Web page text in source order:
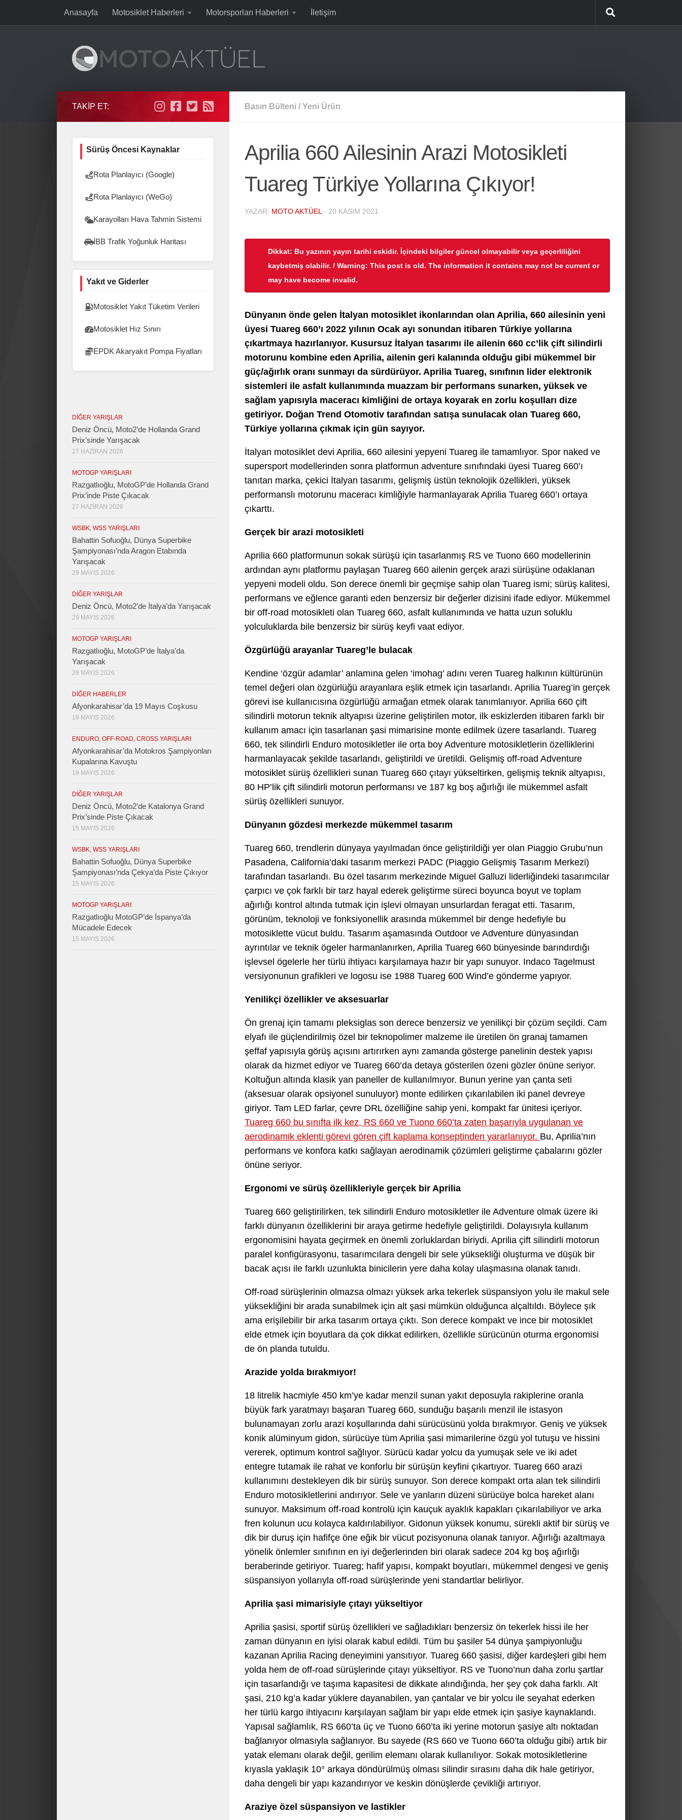
Skip to contentAnasayfa Motosiklet Haberleri Motorsporları Haberleri İletişim
Basın Bülteni / Yeni Ürün
Aprilia 660 Ailesinin Arazi Motosikleti
Tuareg Türkiye Yollarına Çıkıyor!
YAZAR: MOTO AKTÜEL · 20 KASIM 2021
Dikkat: Bu yazının yayın tarihi eskidir. İçindeki bilgiler güncel olmayabilir veya geçerliliğini
kaybetmiş olabilir. / Warning: This post is old. The information it contains may not be current or
may have become invalid.
Dünyanın önde gelen İtalyan motosiklet ikonlarından olan Aprilia, 660 ailesinin yeni
üyesi Tuareg 660’ı 2022 yılının Ocak ayı sonundan itibaren Türkiye yollarına
çıkartmaya hazırlanıyor. Kusursuz İtalyan tasarımı ile ailenin 660 cc’lik çift silindirli
motorunu kombine eden Aprilia, ailenin geri kalanında olduğu gibi mükemmel bir
güç/ağırlık oranı sunmayı da sürdürüyor. Aprilia Tuareg, sınıfının lider elektronik
sistemleri ile asfalt kullanımında muazzam bir performans sunarken, yüksek ve
sağlam yapısıyla maceracı kimliğini de ortaya koyarak en zorlu koşulları dize
getiriyor. Doğan Trend Otomotiv tarafından satışa sunulacak olan Tuareg 660,
Türkiye yollarına çıkmak için gün sayıyor.
İtalyan motosiklet devi Aprilia, 660 ailesini yepyeni Tuareg ile tamamlıyor. Spor naked ve
supersport modellerinden sonra platformun adventure sınıfındaki üyesi Tuareg 660’ı
tanıtan marka, çekici İtalyan tasarımı, gelişmiş üstün teknolojik özellikleri, yüksek
performanslı motorunu maceracı kimliğiyle harmanlayarak Aprilia Tuareg 660’ı ortaya
çıkarttı.
Gerçek bir arazi motosikleti
Aprilia 660 platformunun sokak sürüşü için tasarlanmış RS ve Tuono 660 modellerinin
ardından aynı platformu paylaşan Tuareg 660 ailenin gerçek arazi sürüşüne odaklanan
yepyeni modeli oldu. Son derece önemli bir geçmişe sahip olan Tuareg ismi; sürüş kalitesi,
performans ve eğlence garanti eden benzersiz bir değerler dizisini ifade ediyor. Mükemmel
bir off-road motosikleti olan Tuareg 660, asfalt kullanımında ve hatta uzun soluklu
yolculuklarda bile benzersiz bir sürüş keyfi vaat ediyor.
Özgürlüğü arayanlar Tuareg’le bulacak
Kendine ‘özgür adamlar’ anlamına gelen ‘imohag’ adını veren Tuareg halkının kültürünün
temel değeri olan özgürlüğü arayanlara eşlik etmek için tasarlandı. Aprilia Tuareg’in gerçek
görevi ise kullanıcısına özgürlüğü armağan etmek olarak tanımlanıyor. Aprilia 660 çift
silindirli motorun teknik altyapısı üzerine geliştirilen motor, ilk eskizlerden itibaren farklı bir
kullanım amacı için tasarlanan şasi mimarisine monte edilmek üzere tasarlandı. Tuareg
660, tek silindirli Enduro motosikletler ile orta boy Adventure motosikletlerin özelliklerini
harmanlayacak şekilde tasarlandı, geliştirildi ve üretildi. Gelişmiş off-road Adventure
motosiklet sürüş özellikleri sunan Tuareg 660 çıtayı yükseltirken, gelişmiş teknik altyapısı,
80 HP’lik çift silindirli motorun performansı ve 187 kg boş ağırlığı ile mükemmel asfalt
sürüş özellikleri sunuyor.
Dünyanın gözdesi merkezde mükemmel tasarım
Tuareg 660, trendlerin dünyaya yayılmadan önce geliştirildiği yer olan Piaggio Grubu’nun
Pasadena, California’daki tasarım merkezi PADC (Piaggio Gelişmiş Tasarım Merkezi)
tarafından tasarlandı. Bu özel tasarım merkezinde Miguel Galluzi liderliğindeki tasarımcılar
çarpıcı ve çok farklı bir tarz hayal ederek geliştirme süreci boyunca boyut ve toplam
ağırlığı kontrol altında tutmak için işlevi olmayan unsurlardan feragat etti. Tasarım,
görünüm, teknoloji ve fonksiyonellik arasında mükemmel bir denge hedefiyle bu
motosiklette vücut buldu. Tasarım aşamasında Outdoor ve Adventure dünyasından
ayrıntılar ve teknik ögeler harmanlanırken, Aprilia Tuareg 660 bünyesinde barındırdığı
işlevsel ögelerle her türlü ihtiyacı karşılamaya hazır bir yapı sunuyor. Indaco Tagelmust
versiyonunun grafikleri ve logosu ise 1988 Tuareg 600 Wind’e gönderme yapıyor.
Yenilikçi özellikler ve aksesuarlar
Ön grenaj için tamamı pleksiglas son derece benzersiz ve yenilikçi bir çözüm seçildi. Cam
elyafı ile güçlendirilmiş özel bir teknopolimer malzeme ile üretilen ön granaj tamamen
şeffaf yapısıyla görüş açısını artırırken aynı zamanda gösterge panelinin destek yapısı
olarak da hizmet ediyor ve Tuareg 660’da detaya gösterilen özeni gözler önüne seriyor.
Koltuğun altında klasik yan paneller de kullanılmıyor. Bunun yerine yan çanta seti
(aksesuar olarak opsiyonel sunuluyor) monte edilirken çıkarılabilen iki panel devreye
giriyor. Tam LED farlar, çevre DRL özelliğine sahip yeni, kompakt far ünitesi içeriyor.
Tuareg 660 bu sınıfta ilk kez, RS 660 ve Tuono 660’ta zaten başarıyla uygulanan ve
aerodinamik eklenti görevi gören çift kaplama konseptinden yararlanıyor. Bu, Aprilia’nın
performans ve konfora katkı sağlayan aerodinamik çözümleri geliştirme çabalarını gözler
önüne seriyor.
Ergonomi ve sürüş özellikleriyle gerçek bir Aprilia
Tuareg 660 geliştirilirken, tek silindirli Enduro motosikletler ile Adventure olmak üzere iki
farklı dünyanın özelliklerini bir araya getirme hedefiyle geliştirildi. Dolayısıyla kullanım
ergonomisini hayata geçirmek en önemli zorluklardan biriydi. Aprilia çift silindirli motorun
paralel konfigürasyonu, tasarımcılara dengeli bir sele yüksekliği oluşturma ve düşük bir
bacak açısı ile farklı uzunlukta binicilerin yere daha kolay ulaşmasına olanak tanıdı.
Off-road sürüşlerinin olmazsa olmazı yüksek arka tekerlek süspansiyon yolu ile makul sele
yüksekliğini bir arada sunabilmek için alt şasi mümkün olduğunca alçaltıldı. Böylece şık
ama erişilebilir bir arka tasarım ortaya çıktı. Son derece kompakt ve ince bir motosiklet
elde etmek için boyutlara da çok dikkat edilirken, özellikle sürücünün oturma ergonomisi
de ön planda tutuldu.
Arazide yolda bırakmıyor!
18 litrelik hacmiyle 450 km’ye kadar menzil sunan yakıt deposuyla rakiplerine oranla
büyük fark yaratmayı başaran Tuareg 660, sunduğu başarılı menzil ile istasyon
bulunamayan zorlu arazi koşullarında dahi sürücüsünü yolda bırakmıyor. Geniş ve yüksek
konik alüminyum gidon, sürücüye tüm Aprilia şasi mimarilerine özgü yol tutuşu ve hissini
vererek, optimum kontrol sağlıyor. Sürücü kadar yolcu da yumuşak sele ve iki adet
entegre tutamak ile rahat ve konforlu bir sürüşün keyfini çıkartıyor. Tuareg 660 arazi
kullanımını destekleyen dik bir sürüş sunuyor. Son derece kompakt orta alan tek silindirli
Enduro motosikletlerini andırıyor. Sele ve yanların düzeni sürücüye bolca hareket alanı
sunuyor. Maksimum off-road kontrolü için kauçuk ayaklık kapakları çıkarılabiliyor ve arka
fren kolunun ucu kolayca kaldırılabiliyor. Gidonun yüksek konumu, sürekli aktif bir sürüş ve
dik bir duruş için hafifçe öne eğik bir vücut pozisyonuna olanak tanıyor. Ağırlığı azaltmaya
yönelik önlemler sınıfının en iyi değerlerinden biri olarak sadece 204 kg boş ağırlığı
beraberinde getiriyor. Tuareg; hafif yapısı, kompakt boyutları, mükemmel dengesi ve geniş
süspansiyon yollarıyla off-road sürüşlerinde yeni standartlar belirliyor.
Aprilia şasi mimarisiyle çıtayı yükseltiyor
Aprilia şasisi, sportif sürüş özellikleri ve sağladıkları benzersiz ön tekerlek hissi ile her
zaman dünyanın en iyisi olarak kabul edildi. Tüm bu şasiler 54 dünya şampiyonluğu
kazanan Aprilia Racing deneyimini yansıtıyor. Tuareg 660 şasisi, diğer kardeşleri gibi hem
yolda hem de off-road sürüşlerinde çıtayı yükseltiyor. RS ve Tuono’nun daha zorlu şartlar
için tasarlandığı ve taşıma kapasitesi de dikkate alındığında, her şey çok daha farklı. Alt
şasi, 210 kg’a kadar yüklere dayanabilen, yan çantalar ve bir yolcu ile seyahat ederken
her türlü kargo ihtiyacını karşılayan sağlam bir yapı elde etmek için şasiye kaynaklandı.
Yapısal sağlamlık, RS 660’ta üç ve Tuono 660’ta iki yerine motorun şasiye altı noktadan
bağlanıyor olmasıyla sağlanıyor. Bu sayede (RS 660 ve Tuono 660’ta olduğu gibi) artık bir
yatak elemanı olarak değil, gerilim elemanı olarak kullanılıyor. Sokak motosikletlerine
kıyasla yaklaşık 10° arkaya döndürülmüş olması silindir sırasını daha dik hale getiriyor,
daha dengeli bir yapı kazandırıyor ve keskin dönüşlerde çevikliği artırıyor.
Araziye özel süspansiyon ve lastikler
TAKIP ET:
Sürüş Öncesi Kaynaklar
Rota Planlayıcı (Google)
Rota Planlayıcı (WeGo)
Karayolları Hava Tahmin Sistemi
İBB Trafik Yoğunluk Haritası
Yakıt ve Giderler
Motosiklet Yakıt Tüketim Verileri
Motosiklet Hız Sınırı
EPDK Akaryakıt Pompa Fiyatları
DIĞER YARIŞLAR
Deniz Öncü, Moto2’de Hollanda Grand
Prix’sinde Yarışacak
27 HAZIRAN 2026
MOTOGP YARIŞLARI
Razgatlıoğlu, MotoGP’de Hollanda Grand
Prix’inde Piste Çıkacak
27 HAZIRAN 2026
WSBK, WSS YARIŞLARI
Bahattin Sofuoğlu, Dünya Superbike
Şampiyonası’nda Aragon Etabında
Yarışacak
29 MAYIS 2026
DIĞER YARIŞLAR
Deniz Öncü, Moto2’de İtalya’da Yarışacak
29 MAYIS 2026
MOTOGP YARIŞLARI
Razgatlıoğlu, MotoGP’de İtalya’da
Yarışacak
29 MAYIS 2026
DIĞER HABERLER
Afyonkarahisar’da 19 Mayıs Coşkusu
19 MAYIS 2026
ENDURO, OFF-ROAD, CROSS YARIŞLARI
Afyonkarahisar’da Motokros Şampiyonları
Kupalarına Kavuştu
19 MAYIS 2026
DIĞER YARIŞLAR
Deniz Öncü, Moto2’de Katalonya Grand
Prix’sinde Piste Çıkacak
15 MAYIS 2026
WSBK, WSS YARIŞLARI
Bahattin Sofuoğlu, Dünya Superbike
Şampiyonası’nda Çekya’da Piste Çıkıyor
15 MAYIS 2026
MOTOGP YARIŞLARI
Razgatlıoğlu MotoGP’de İspanya’da
Mücadele Edecek
15 MAYIS 2026